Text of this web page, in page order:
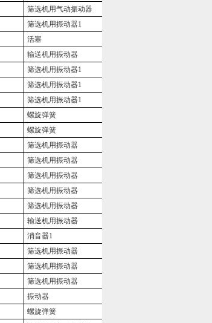
筛选机用气动振动器
筛选机用振动器1
活塞
输送机用振动器
筛选机用振动器1
筛选机用振动器1
筛选机用振动器1
螺旋弹簧
螺旋弹簧
筛选机用振动器
筛选机用振动器
筛选机用振动器
筛选机用振动器
筛选机用振动器
输送机用振动器
消音器1
筛选机用振动器
筛选机用振动器
筛选机用振动器
振动器
螺旋弹簧